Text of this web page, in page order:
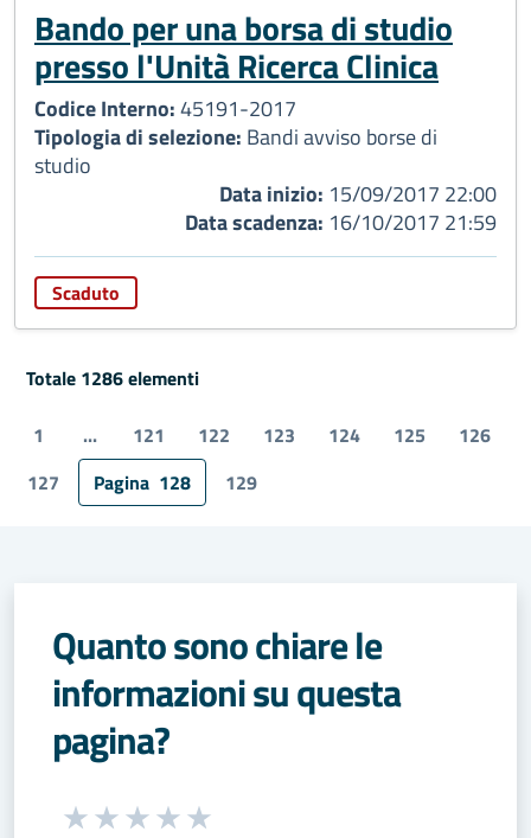
Bando per una borsa di studio
presso l'Unità Ricerca Clinica
Codice Interno:45191-2017
Tipologia di selezione: Bandi avviso borse di
studio
Data inizio: 15/09/2017 22:00
Data scadenza: 16/10/2017 21:59
Scaduto
Totale 1286 elementi
1
... 121 122 123 124 125
126
127
Pagina 128 129
Quanto sono chiare le
informazioni su questa
pagina?
Seleziona una valutazione da 1 a 5 stelle